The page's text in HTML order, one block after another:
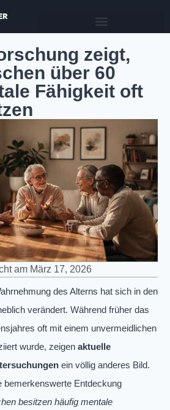
zeigt,
über 60
Fähigkeit oft
am März 17, 2026
des Alterns hat sich in den
verändert. Während früher das
oft mit einem unvermeidlichen
wurde, zeigen aktuelle
ein völlig anderes Bild.
bemerkenswerte Entdeckung
besitzen häufig mentale